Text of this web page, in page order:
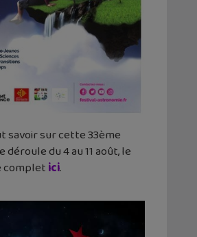
savoir sur cette 33ème
déroule du 4 au 11 août, le
completici.